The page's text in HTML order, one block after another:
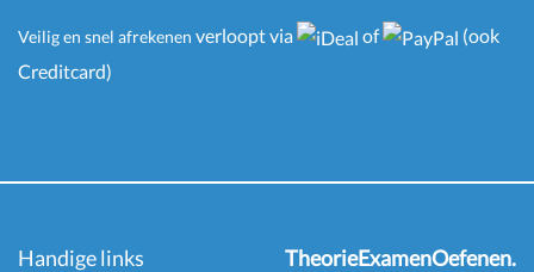
Veilig en snel afrekenen verloopt via of
(ook
Creditcard)
Handige links
TheorieExamenOefenen.